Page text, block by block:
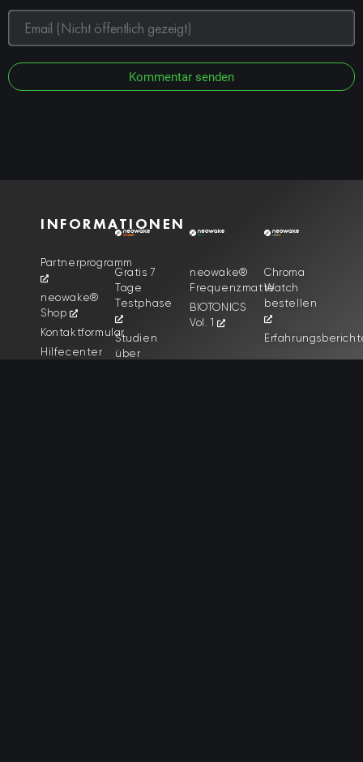
Kommentar senden
INFORMATIONEN
Partnerprogramm
neowake®
Shop
Kontaktformular
Hilfecenter
Gratis 7
Tage
Testphase
Studien
über
neowake®
Frequenzmatte
BIOTONICS
Vol. 1
Chroma
Watch
bestellen